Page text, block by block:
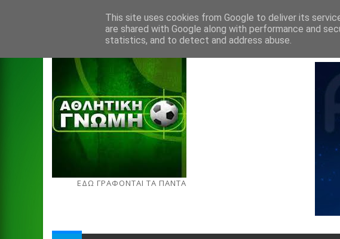
ΕΔΩ ΓΡΑΦΟΝΤΑΙ ΤΑ ΠΑΝΤΑ
This site uses cookies from Google to deliver its
are shared with Google along with performance and
statistics, and to detect and address abuse.